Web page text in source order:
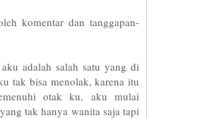
komentar dan tanggapan-
adalah salah satu yang di
tak bisa menolak, karena itu
otak ku, aku mulai
tak hanya wanita saja tapi